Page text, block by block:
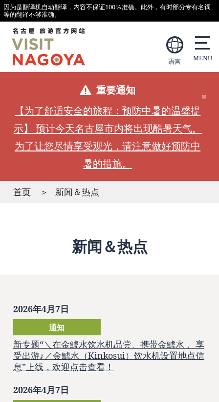
因为是翻译机自动翻译，内容不保证100％准确。此外，有时部分专有名词
等的翻译不够准确。
语言
重要通知
【为了舒适安全的旅程：预防中暑的温馨提
示】 预计今天名古屋市内将出现酷暑天气。
为了让您尽情享受观光，请注意做好预防中
暑的措施。
首页 新闻＆热点
新闻＆热点
2026年4月7日
通知
新专题“＼在金鯱水饮水机品尝、携带金鯱水， 享
受出游♪／金鯱水（Kinkosui）饮水机设置地点信
息”上线，欢迎点击查看！
2026年4月7日